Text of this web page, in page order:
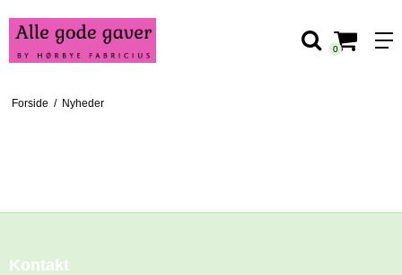
0
Forside / Nyheder
Kontakt